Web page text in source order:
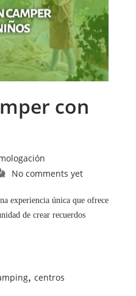
con
No comments yet
experiencia única que ofrece
de crear recuerdos
centros